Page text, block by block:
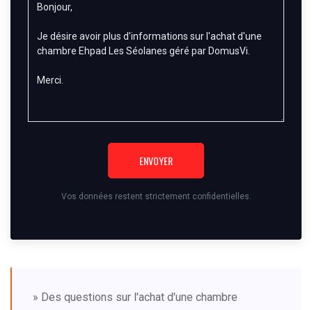
ENVOYER
Vos données restent strictement confidentielles.
» Des questions sur l'achat d'une chambre